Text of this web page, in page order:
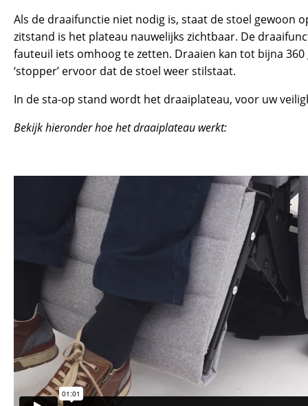
Als de draaifunctie niet nodig is, staat de stoel gewoon
zitstand is het plateau nauwelijks zichtbaar. De
fauteuil iets omhoog te zetten. Draaien kan tot bijna
‘stopper’ ervoor dat de stoel weer stilstaat.
In de sta-op stand wordt het draaiplateau, voor uw
Bekijk hieronder hoe het draaiplateau werkt: